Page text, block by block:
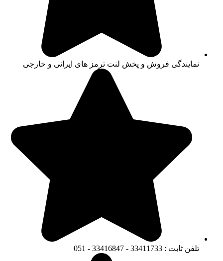
نمایندگی فروش و پخش لنت ترمز های ایرانی و خارجی
تلفن ثابت : 33411733 - 33416847 - 051